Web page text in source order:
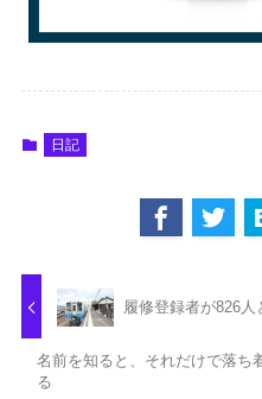
日記
履修登録者が826
名前を知ると、それだけで落ち
る